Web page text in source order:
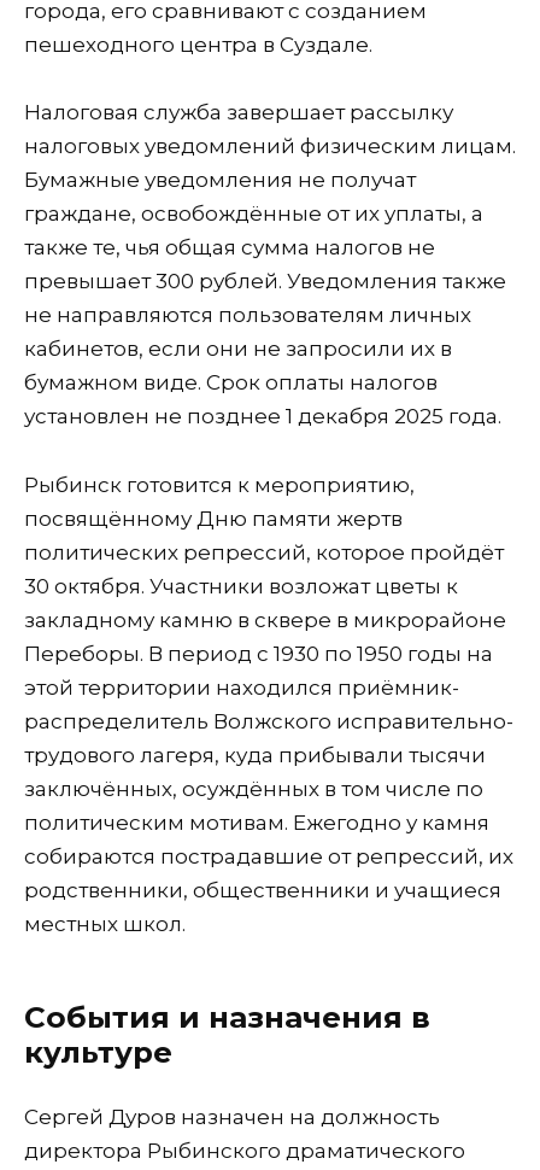
города, его сравнивают с созданием
пешеходного центра в Суздале.
Налоговая служба завершает рассылку
налоговых уведомлений физическим лицам.
Бумажные уведомления не получат
граждане, освобождённые от их уплаты, а
также те, чья общая сумма налогов не
превышает 300 рублей. Уведомления также
не направляются пользователям личных
кабинетов, если они не запросили их в
бумажном виде. Срок оплаты налогов
установлен не позднее 1 декабря 2025 года.
Рыбинск готовится к мероприятию,
посвящённому Дню памяти жертв
политических репрессий, которое пройдёт
30 октября. Участники возложат цветы к
закладному камню в сквере в микрорайоне
Переборы. В период с 1930 по 1950 годы на
этой территории находился приёмник-
распределитель Волжского исправительно-
трудового лагеря, куда прибывали тысячи
заключённых, осуждённых в том числе по
политическим мотивам. Ежегодно у камня
собираются пострадавшие от репрессий, их
родственники, общественники и учащиеся
местных школ.
События и назначения в
культуре
Сергей Дуров назначен на должность
директора Рыбинского драматического